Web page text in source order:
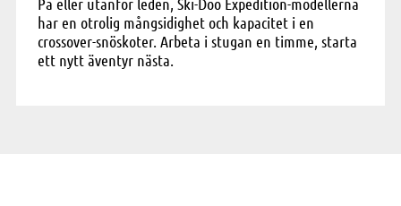
har en otrolig mångsidighet och kapacitet i en
crossover-snöskoter. Arbeta i stugan en timme, starta
ett nytt äventyr nästa.